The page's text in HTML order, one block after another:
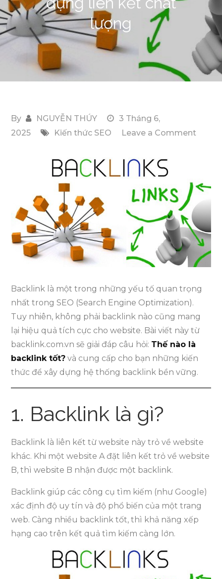
lượng
By NGUYỄN THÚY
3 Tháng 6,
2025
Kiến thức SEO Leave a Comment
tốt?
Cách
nhận
diện
và
dựng
kết
chất
Backlink là một trong những yếu tố quan trọng
nhất trong SEO (Search Engine Optimization).
Tuy nhiên, không phải backlink nào cũng mang
lại hiệu quả tích cực cho website. Bài viết này từ
backlink.com.vn sẽ giải đáp câu hỏi: Thế nào là
backlink tốt? và cung cấp cho bạn những kiến
thức để xây dựng hệ thống backlink bền vững.
1. Backlink là gì?
Backlink là liên kết từ website này trỏ về website
khác. Khi một website A đặt liên kết trỏ về website
B, thì website B nhận được một backlink.
Backlink giúp các công cụ tìm kiếm (như Google)
xác định độ uy tín và độ phổ biến của một trang
web. Càng nhiều backlink tốt, thì khả năng xếp
hạng cao trên kết quả tìm kiếm càng lớn.